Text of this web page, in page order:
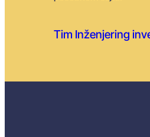
Tim Inženjering